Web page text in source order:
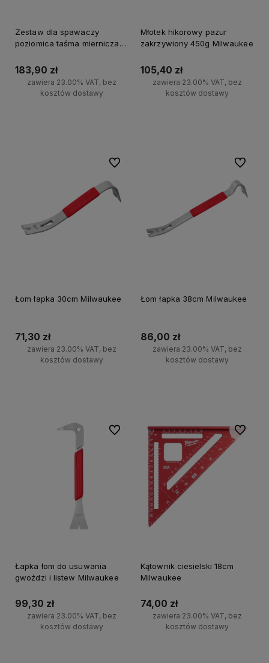
Zestaw dla spawaczy
poziomica taśma miernicza
183,90 zł
zawiera 23.00% VAT, bez
kosztów dostawy
Młotek hikorowy pazur
zakrzywiony 450g Milwaukee
105,40 zł
zawiera 23.00% VAT, bez
kosztów dostawy
Łom łapka 30cm Milwaukee
71,30 zł
zawiera 23.00% VAT, bez
kosztów dostawy
Do ulubionych
Łom łapka 38cm Milwaukee
86,00 zł
zawiera 23.00% VAT, bez
kosztów dostawy
Do
Łapka łom do usuwania
gwoździ i listew Milwaukee
99,30 zł
zawiera 23.00% VAT, bez
kosztów dostawy
Do ulubionych
Kątownik ciesielski 18cm
Milwaukee
74,00 zł
zawiera 23.00% VAT, bez
kosztów dostawy
Do